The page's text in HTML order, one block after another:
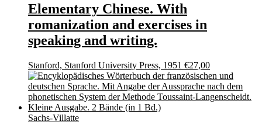
Elementary Chinese. With
romanization and exercises in
speaking and writing.
Stanford, Stanford University Press, 1951 €27,00
Sachs-Villatte